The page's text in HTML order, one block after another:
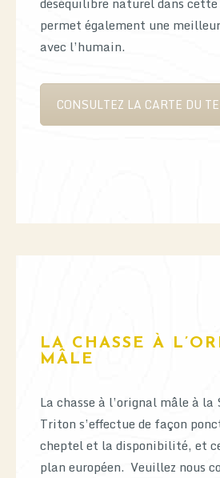
permet également une
avec l’humain.
CONSULTEZ LA CARTE DU
LA CHASSE À
MÂLE
La chasse à l’orignal mâle à la
Triton s’effectue de façon
cheptel et la disponibilité, et
plan européen. Veuillez nous